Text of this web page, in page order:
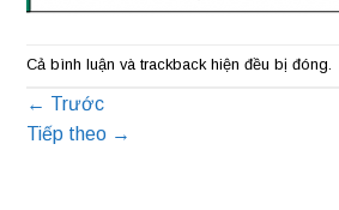
Cả bình luận và trackback hiện đều bị đóng.
← Trước
Tiếp theo →